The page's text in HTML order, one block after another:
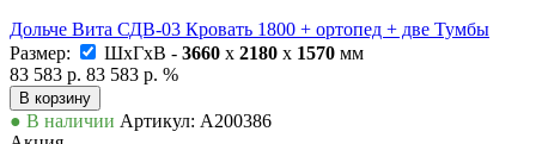
Дольче Вита СДВ-03 Кровать 1800 + ортопед + две Тумбы
Размер:
ШxГxВ - 3660 x 2180 x 1570 мм
83 583 р. 83 583 р. %
В корзину
● В наличии Артикул: А200386